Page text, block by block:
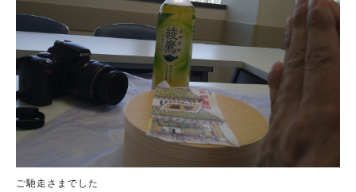
ご馳走さまでした